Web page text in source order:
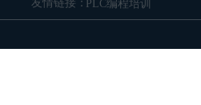
PLC编程培训
友情链接：